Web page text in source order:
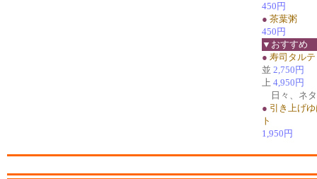
450円
● 茶葉粥
450円
▼おすすめ
● 寿司タル
並 2,750円
上 4,950円
日々、ネタ
● 引き上げ
ト
1,950円